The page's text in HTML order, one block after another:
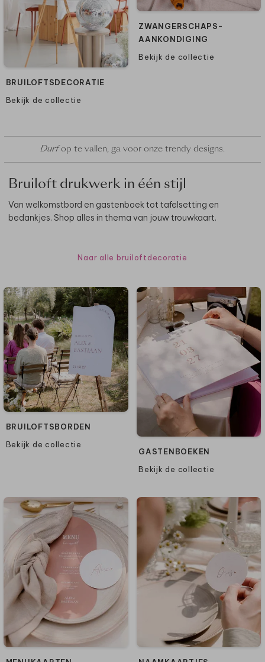
BRUILOFTSDECORATIE
Bekijk de collectie
ZWANGERSCHAPS-
AANKONDIGING
Bekijk de collectie
Durfop te vallen, ga voor onze trendy designs.
Bruiloft drukwerk in één stijl
Van welkomstbord en gastenboek tot tafelsetting en
bedankjes. Shop alles in thema van jouw trouwkaart.
Naar alle bruiloftdecoratie
BRUILOFTSBORDEN
Bekijk de collectie
GASTENBOEKEN
Bekijk de collectie